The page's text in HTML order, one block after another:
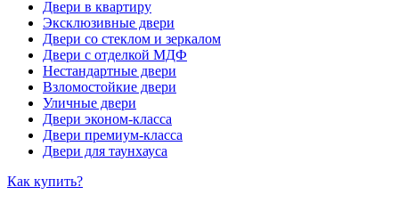
Двери в квартиру
Эксклюзивные двери
Двери со стеклом и зеркалом
Двери с отделкой МДФ
Нестандартные двери
Взломостойкие двери
Уличные двери
Двери эконом-класса
Двери премиум-класса
Двери для таунхауса
Как купить?